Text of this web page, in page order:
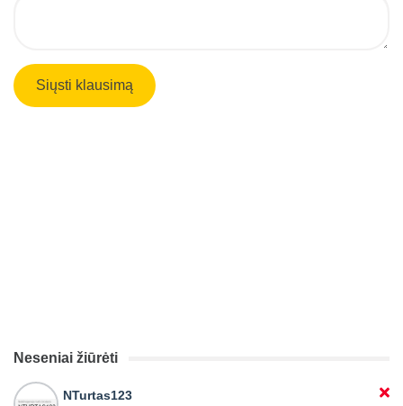
Neseniai žiūrėti
NTurtas123